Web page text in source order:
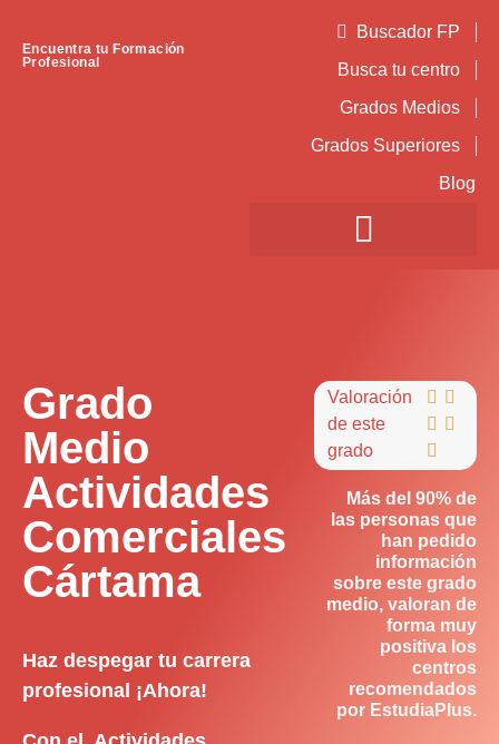
Encuentra tu Formación
Profesional
Buscador FP
Busca tu centro
Grados Medios
Grados Superiores
Blog
Grado
Medio
Actividades
Comerciales
Cártama
Haz despegar tu carrera
profesional ¡Ahora!
Valoración
de este
grado
 
 

Más del 90% de
las personas que
han pedido
información
sobre este grado
medio, valoran de
forma muy
positiva los
centros
recomendados
por EstudiaPlus.